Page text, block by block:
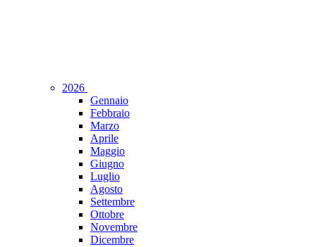
2026
Gennaio
Febbraio
Marzo
Aprile
Maggio
Giugno
Luglio
Agosto
Settembre
Ottobre
Novembre
Dicembre